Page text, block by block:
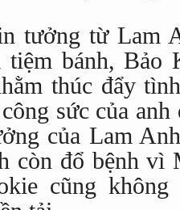
tưởng từ Lam
tiệm bánh, Bảo
thúc đẩy
sức của anh
của Lam
còn đổ bệnh vì
cũng không